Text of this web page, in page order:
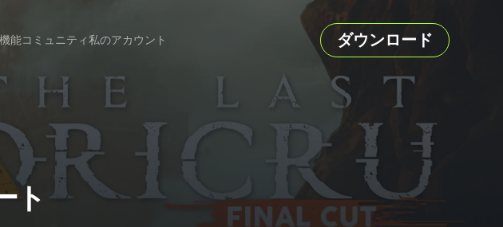
機能コミュニティ私のアカウント ダウンロード
ト